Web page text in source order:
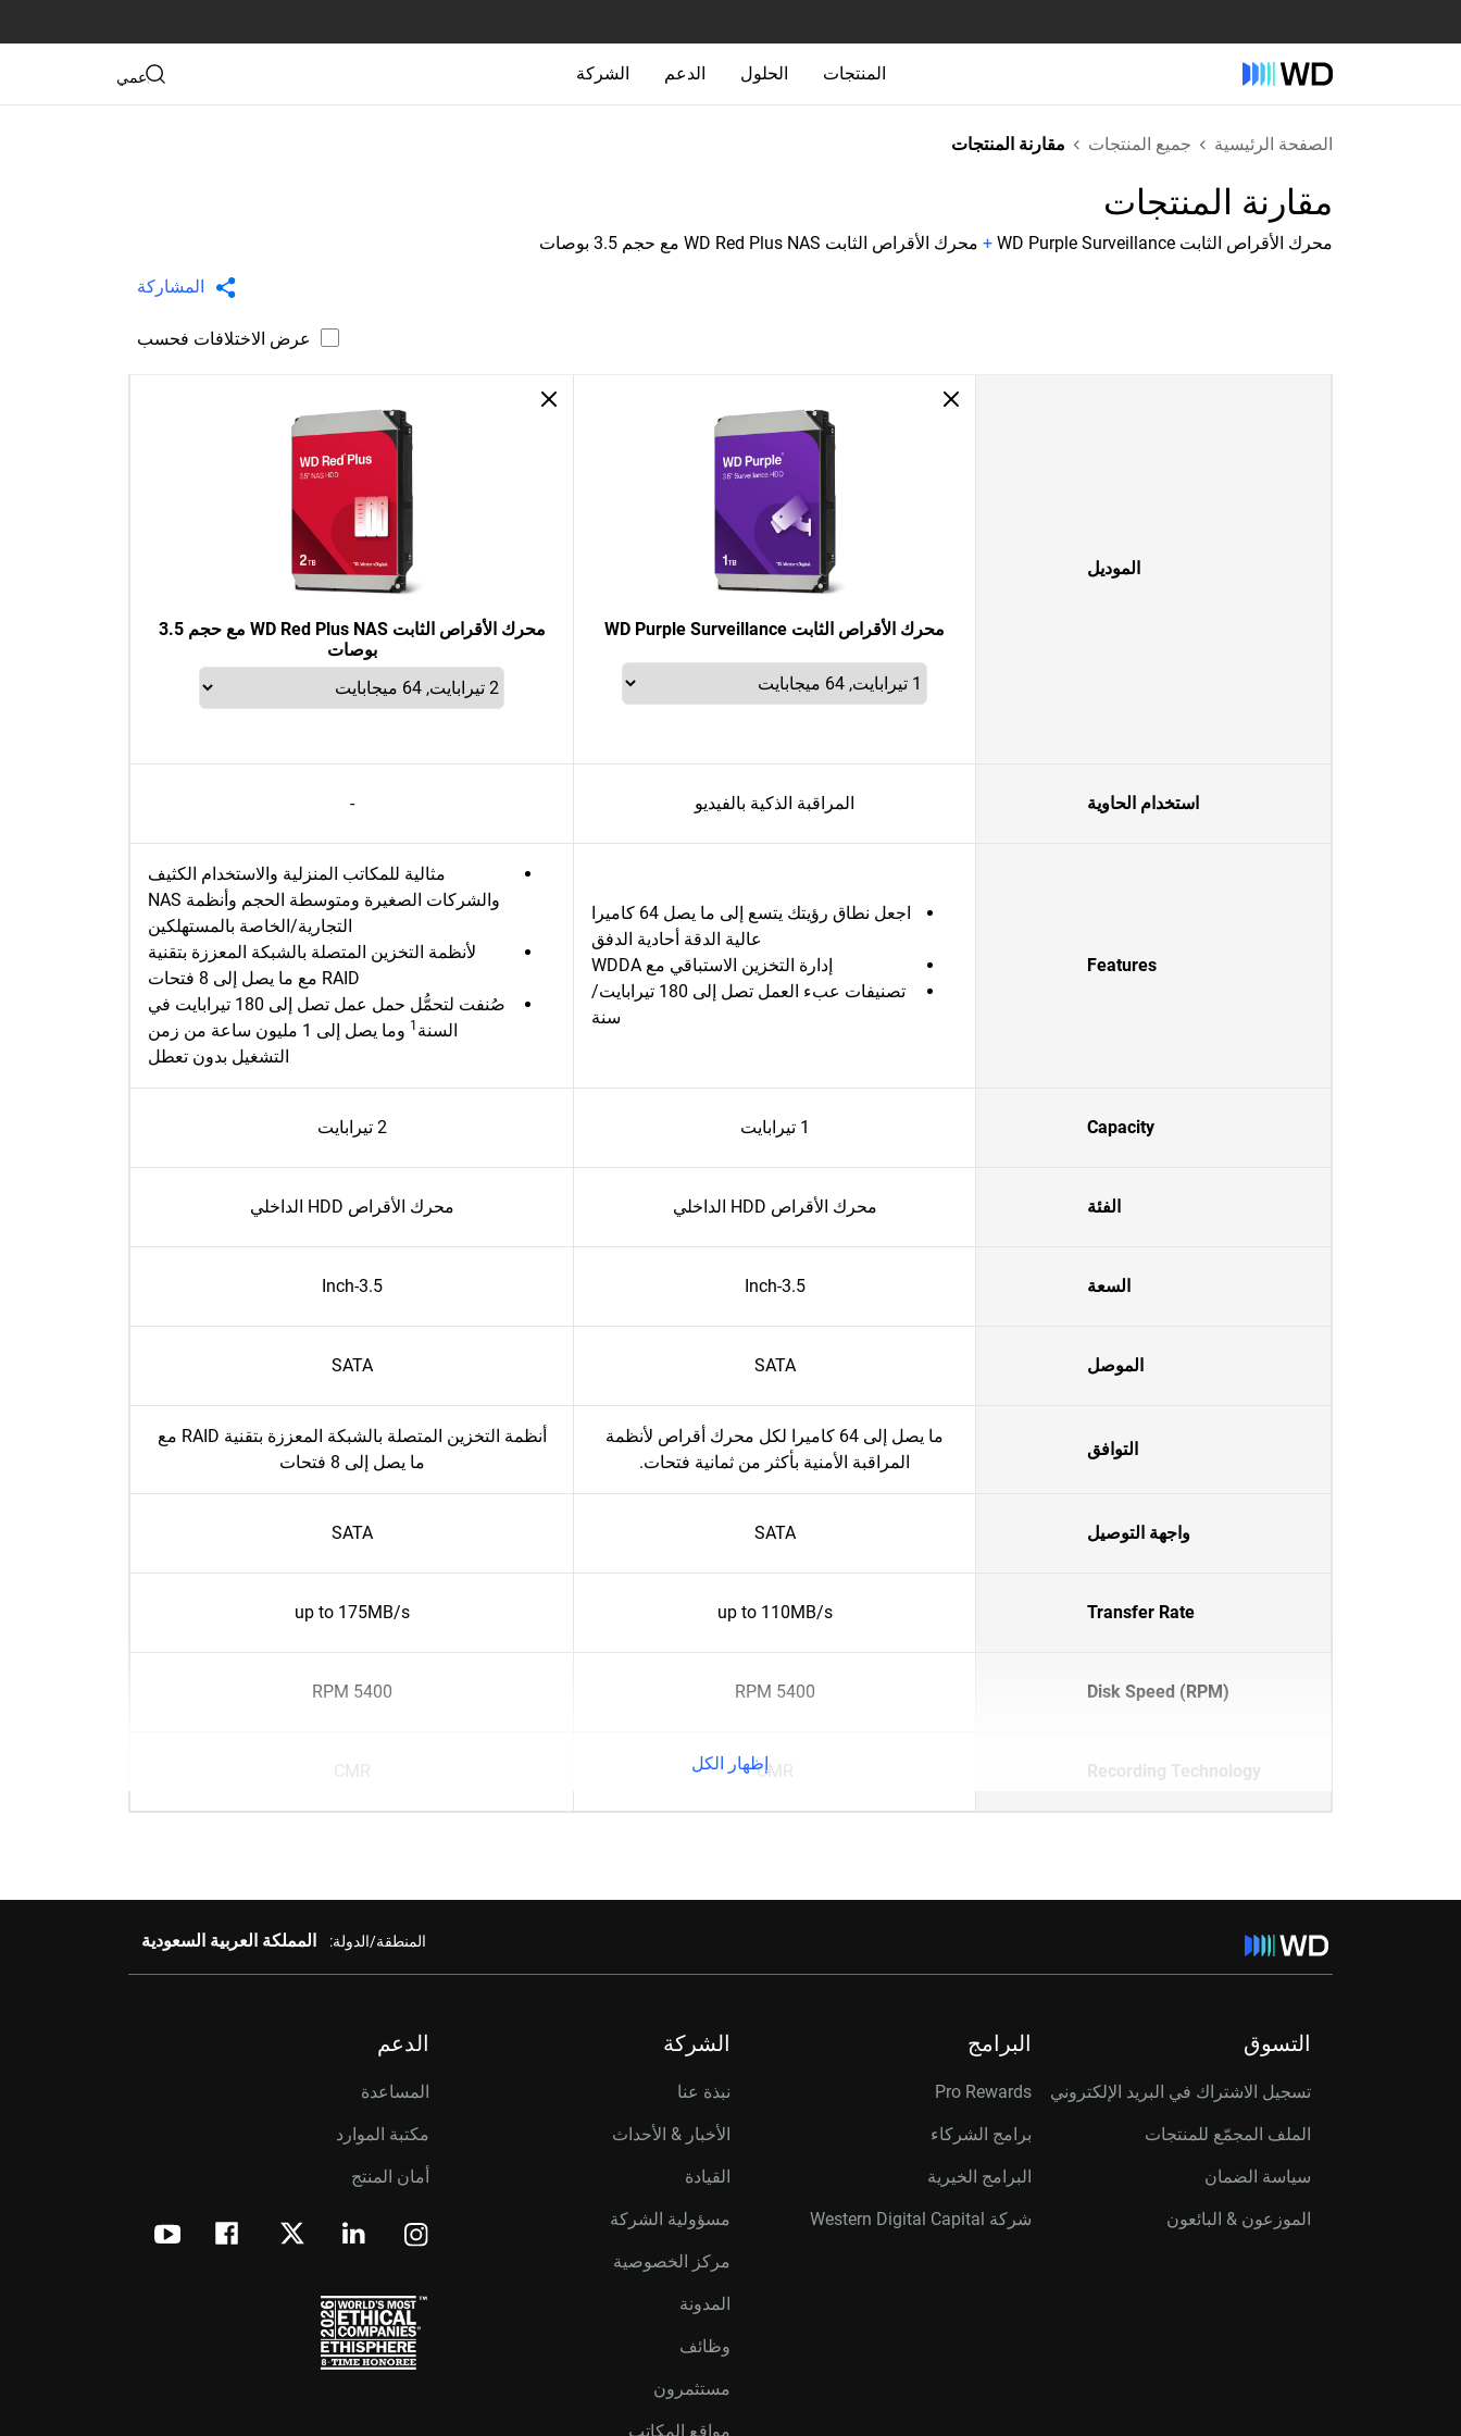
المنتجات الحلول الدعم الشركة دعمي
الصفحة الرئيسية جميع المنتجات مقارنة المنتجات
مقارنة المنتجات
محرك الأقراص الثابت WD Purple Surveillance + محرك الأقراص الثابت WD Red Plus NAS مع حجم 3.5 بوصات
المشاركة
عرض الاختلافات فحسب
الموديل
محرك الأقراص الثابت WD Purple Surveillance
محرك الأقراص الثابت WD Red Plus NAS مع حجم 3.5
بوصات
استخدام الحاوية المراقبة الذكية بالفيديو -
Features
اجعل نطاق رؤيتك يتسع إلى ما يصل 64 كاميرا
عالية الدقة أحادية الدفق
إدارة التخزين الاستباقي مع WDDA
تصنيفات عبء العمل تصل إلى 180 تيرابايت/
سنة
مثالية للمكاتب المنزلية والاستخدام الكثيف
والشركات الصغيرة ومتوسطة الحجم وأنظمة NAS
التجارية/الخاصة بالمستهلكين
لأنظمة التخزين المتصلة بالشبكة المعززة بتقنية
RAID مع ما يصل إلى 8 فتحات
صُنفت لتحمُّل حمل عمل تصل إلى 180 تيرابايت في
السنة 1
وما يصل إلى 1 مليون ساعة من زمن
التشغيل بدون تعطل
Capacity 1 تيرابايت 2 تيرابايت
الفئة محرك الأقراص HDD الداخلي محرك الأقراص HDD الداخلي
السعة 3.5-Inch
3.5-Inch
الموصل SATA
SATA
التوافق
ما يصل إلى 64 كاميرا لكل محرك أقراص لأنظمة
المراقبة الأمنية بأكثر من ثمانية فتحات.
أنظمة التخزين المتصلة بالشبكة المعززة بتقنية RAID مع
ما يصل إلى 8 فتحات
واجهة التوصيل SATA
SATA
Transfer Rate
up to 110MB/s
up to 175MB/s
Disk Speed (RPM)
5400 RPM
5400 RPM
Recording Technology
CMR
CMR إظهار الكل
المنطقة/الدولة: المملكة العربية السعودية
التسوق
تسجيل الاشتراك في البريد الإلكتروني
الملف المجمّع للمنتجات
سياسة الضمان
الموزعون & البائعون
البرامج
Pro Rewards
برامج الشركاء
البرامج الخيرية
شركة Western Digital Capital
الشركة
نبذة عنا
الأخبار & الأحداث
القيادة
مسؤولية الشركة
مركز الخصوصية
المدونة
وظائف
مستثمرون
مواقع المكاتب
الدعم
المساعدة
مكتبة الموارد
أمان المنتج